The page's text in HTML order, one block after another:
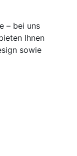
– bei uns
Ihnen
sowie